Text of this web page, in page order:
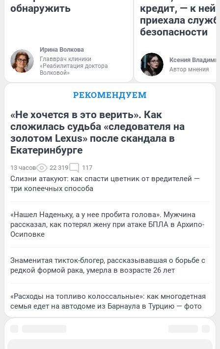
обнаружить
Ирина Волкова
Главврач клиники
«Реабилитация доктора
Волковой»
кредит, — к
приехала
безопасности
Ксения
Автор мнения
РЕКОМЕНДУЕМ
«Не хочется в это верить». Как
сложилась судьба «следователя на
золотом Lexus» после скандала в
Екатеринбурге
13 часов 22 319 117
Слизни атакуют: как спасти цветник от вредителей —
три копеечных способа
«Нашел Наденьку, а у нее пробита голова». Мужчина
рассказал, как потерял жену при атаке БПЛА в Архипо-
Осиповке
Знаменитая тикток-блогер, рассказывавшая о борьбе с
редкой формой рака, умерла в возрасте 26 лет
«Расходы на топливо колоссальные»: как многодетная
семья едет на автодоме из Барнаула в Турцию — фото